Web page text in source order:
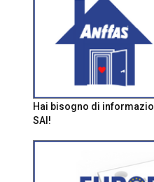
Hai bisogno di
SAI!